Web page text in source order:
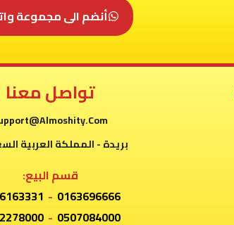
أنضم الى مجموعة
تواصل معنا
بريدة - المملكة العربية
قسم البيع:
0163696666
-
0507084000
-